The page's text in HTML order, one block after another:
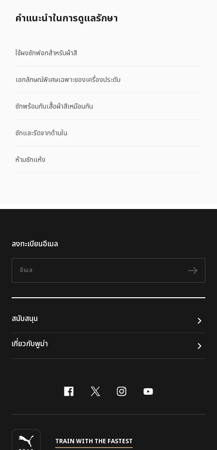
คําแนะนําในการดูแลรักษา
ใช้ผงซักฟอกสำหรับผ้าสี
เอกลักษณ์พิเศษเฉพาะของเครื่องประดับ
ซักพร้อมกับเสื้อผ้าสีเหมือนกัน
ซักและรีดจากด้านใน
ห้ามซักแห้ง
ลงทะเบียนอีเมล
ติดต
สนับสนุน
เกี่ยวกับพูม่า
facebook
x-twitter
instagram
youtube
TRAIN WITH THE FASTEST